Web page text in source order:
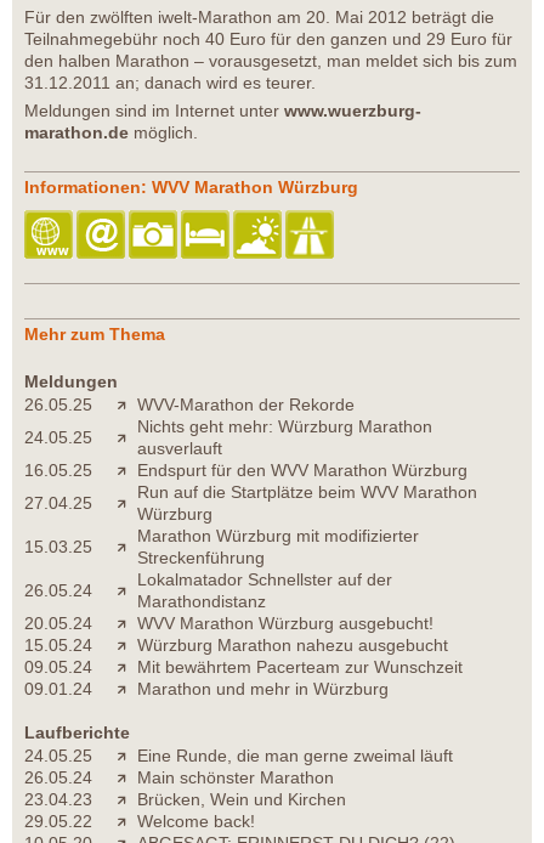
Für den zwölften iwelt-Marathon am 20. Mai 2012 beträgt die
Teilnahmegebühr noch 40 Euro für den ganzen und 29 Euro für
den halben Marathon – vorausgesetzt, man meldet sich bis zum
31.12.2011 an; danach wird es teurer.
Meldungen sind im Internet unter www.wuerzburg-
marathon.de möglich.
Informationen: WVV Marathon Würzburg
Mehr zum Thema
Meldungen
26.05.25
WVV-Marathon der Rekorde
24.05.25
Nichts geht mehr: Würzburg Marathon
ausverlauft
16.05.25
Endspurt für den WVV Marathon Würzburg
27.04.25
Run auf die Startplätze beim WVV Marathon
Würzburg
15.03.25
Marathon Würzburg mit modifizierter
Streckenführung
26.05.24
Lokalmatador Schnellster auf der
Marathondistanz
20.05.24
WVV Marathon Würzburg ausgebucht!
15.05.24
Würzburg Marathon nahezu ausgebucht
09.05.24
Mit bewährtem Pacerteam zur Wunschzeit
09.01.24
Marathon und mehr in Würzburg
Laufberichte
24.05.25
Eine Runde, die man gerne zweimal läuft
26.05.24
Main schönster Marathon
23.04.23
Brücken, Wein und Kirchen
29.05.22
Welcome back!